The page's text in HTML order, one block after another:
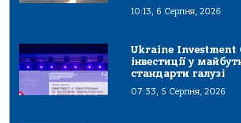
10:13, 6 Серпня, 2026
Ukraine Investment
інвестиції у
стандарти галузі
07:33, 5 Серпня, 2026